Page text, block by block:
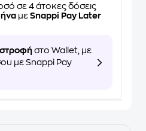
σε 4 άτοκες δόσεις
με Snappi Pay Later
στο Wallet, με
με Snappi Pay